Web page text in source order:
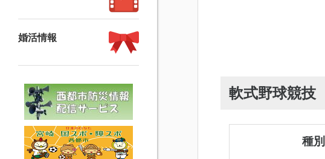
婚活情報
軟式野球競技
種別